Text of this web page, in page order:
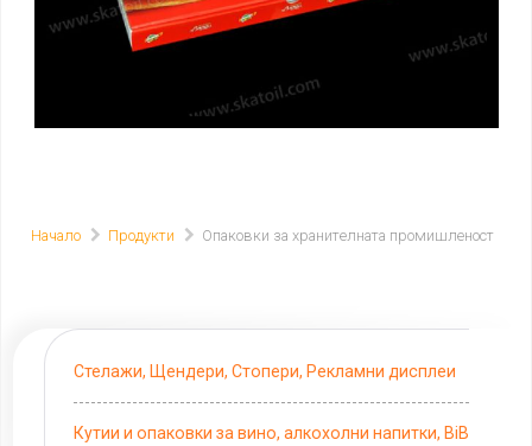
Начало Продукти Опаковки за хранителната промишленост
Стелажи, Щендери, Стопери, Рекламни дисплеи
Кутии и опаковки за вино, алкохолни напитки, BiB